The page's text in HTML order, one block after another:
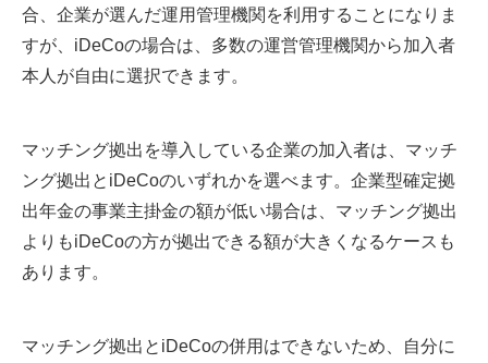
合、企業が選んだ運用管理機関を利用することになりま
すが、iDeCoの場合は、多数の運営管理機関から加入者
本人が自由に選択できます。
マッチング拠出を導入している企業の加入者は、マッチ
ング拠出とiDeCoのいずれかを選べます。企業型確定拠
出年金の事業主掛金の額が低い場合は、マッチング拠出
よりもiDeCoの方が拠出できる額が大きくなるケースも
あります。
マッチング拠出とiDeCoの併用はできないため、自分に